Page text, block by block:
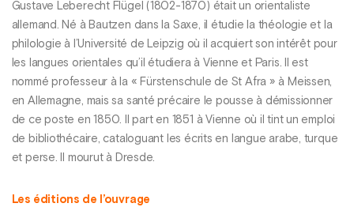
Gustave Leberecht Flügel (1802-1870) était un orientaliste
allemand. Né à Bautzen dans la Saxe, il étudie la théologie et la
philologie à l’Université de Leipzig où il acquiert son intérêt pour
les langues orientales qu’il étudiera à Vienne et Paris. Il est
nommé professeur à la « Fürstenschule de St Afra » à Meissen,
en Allemagne, mais sa santé précaire le pousse à démissionner
de ce poste en 1850. Il part en 1851 à Vienne où il tint un emploi
de bibliothécaire, cataloguant les écrits en langue arabe, turque
et perse. Il mourut à Dresde.
Les éditions de l’ouvrage